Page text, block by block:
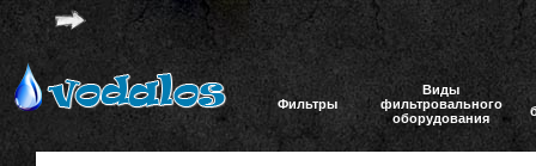
Фильтры
Виды
фильтровального
оборудования